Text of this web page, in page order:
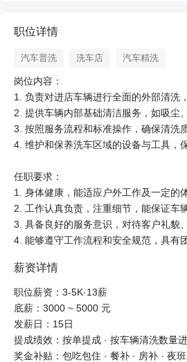
职位详情
汽车普洗 洗车店 汽车精洗
岗位内容：
1. 负责对进店车辆进行全面的外部清洗
2. 提供车辆内部基础清洁服务，如吸尘
3. 按照服务流程和标准操作，确保清洗
4. 维护和保养洗车区域的设备与工具，
任职要求：
1. 身体健康，能适应户外工作及一定的
2. 工作认真负责，注重细节，能保证车
3. 具备良好的服务意识，对待客户礼貌
4. 能够遵守工作流程和安全规范，具有
薪资详情
职位薪资：3-5K·13薪
底薪：3000 ~ 5000 元
发薪日：15日
提成绩效：按单提成 · 按车辆清洗数量
奖金补贴：包吃包住 · 餐补 · 房补 · 夜